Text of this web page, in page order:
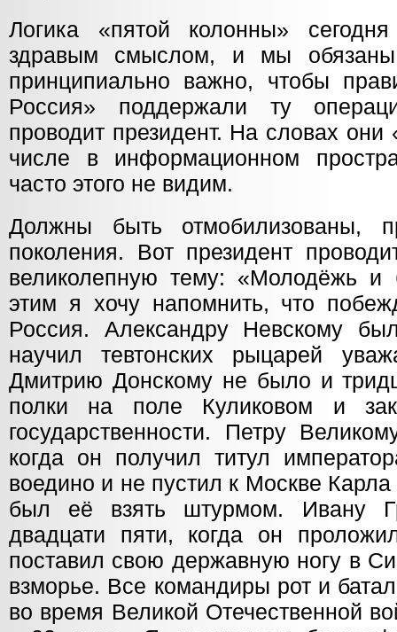
Логика «пятой колонны»
здравым смыслом, и мы
принципиально важно, чтобы
Россия» поддержали ту
проводит президент. На словах
числе в информационном
часто этого не видим.
Должны быть отмобилизованы,
поколения. Вот президент
великолепную тему: «Молодёжь
этим я хочу напомнить, что
Россия. Александру Невскому
научил тевтонских рыцарей
Дмитрию Донскому не было и
полки на поле Куликовом и
государственности. Петру
когда он получил титул
воедино и не пустил к Москве Карла
был её взять штурмом. Ивану
двадцати пяти, когда он
поставил свою державную ногу в
взморье. Все командиры рот и
во время Великой Отечественной